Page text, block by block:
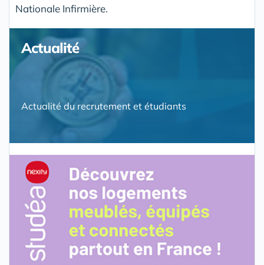
Nationale Infirmière.
Actualité
Actualité du recrutement et étudiants